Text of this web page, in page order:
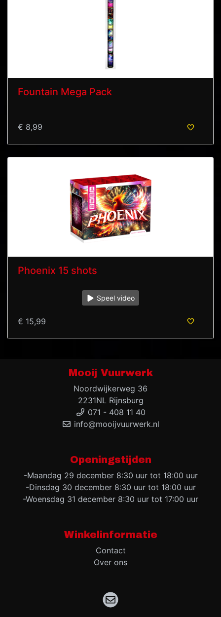
Fountain Mega Pack
€ 8,99
Phoenix 15 shots
Speel video
€ 15,99
Mooij Vuurwerk
Noordwijkerweg 36
2231NL Rijnsburg
071 - 408 11 40
info@mooijvuurwerk.nl
Openingstijden
-Maandag 29 december 8:30 uur tot 18:00 uur
-Dinsdag 30 december 8:30 uur tot 18:00 uur
-Woensdag 31 december 8:30 uur tot 17:00 uur
Winkelinformatie
Contact
Over ons